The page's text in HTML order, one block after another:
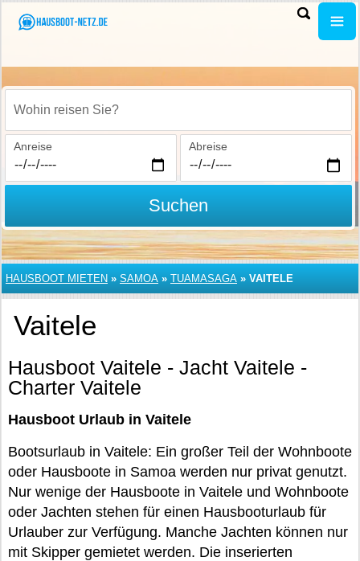
Wohin reisen Sie?
Anreise Abreise
Suchen
HAUSBOOT MIETEN » SAMOA » TUAMASAGA » VAITELE
Vaitele
Hausboot Vaitele - Jacht Vaitele -
Charter Vaitele
Hausboot Urlaub in Vaitele
Bootsurlaub in Vaitele: Ein großer Teil der Wohnboote
oder Hausboote in Samoa werden nur privat genutzt.
Nur wenige der Hausboote in Vaitele und Wohnboote
oder Jachten stehen für einen Hausbooturlaub für
Urlauber zur Verfügung. Manche Jachten können nur
mit Skipper gemietet werden. Die inserierten